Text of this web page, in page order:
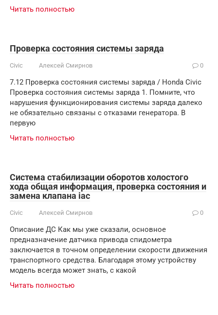
Читать полностью
Проверка состояния системы заряда
Civic Алексей Смирнов 0
7.12 Проверка состояния системы заряда / Honda Civic
Проверка состояния системы заряда 1. Помните, что
нарушения функционирования системы заряда далеко
не обязательно связаны с отказами генератора. В
первую
Читать полностью
Система стабилизации оборотов холостого
хода общая информация, проверка состояния и
замена клапана iac
Civic Алексей Смирнов 0
Описание ДС Как мы уже сказали, основное
предназначение датчика привода спидометра
заключается в точном определении скорости движения
транспортного средства. Благодаря этому устройству
модель всегда может знать, с какой
Читать полностью